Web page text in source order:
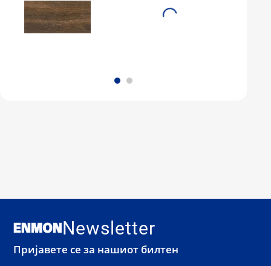
Newsletter
Пријавете се за нашиот билтен